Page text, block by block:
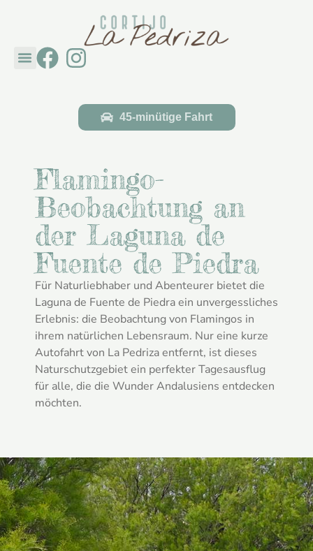
45-minütige Fahrt
Flamingo-
Beobachtung an
der Laguna de
Fuente de Piedra
Für Naturliebhaber und Abenteurer bietet die
Laguna de Fuente de Piedra ein unvergessliches
Erlebnis: die Beobachtung von Flamingos in
ihrem natürlichen Lebensraum. Nur eine kurze
Autofahrt von La Pedriza entfernt, ist dieses
Naturschutzgebiet ein perfekter Tagesausflug
für alle, die die Wunder Andalusiens entdecken
möchten.